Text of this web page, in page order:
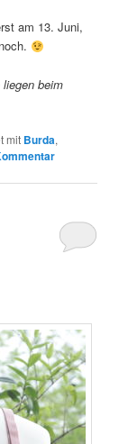
am 13. Juni,
beim
mit Burda,